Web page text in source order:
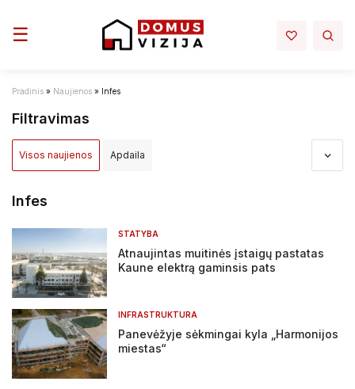
Toggle navigation
☰
Pradinis » Naujienos » Infes
Filtravimas
Visos naujienos Apdaila
Infrastruktura Interjeras Inžinerija
Įstatymai ir reglamentai
Renovacija Sprendimai Statyba Tiltai ir keliai
Viešosios erdvės
Infes
STATYBA
Atnaujintas muitinės įstaigų pastatas
Kaune elektrą gaminsis pats
INFRASTRUKTURA
Panevėžyje sėkmingai kyla „Harmonijos
miestas“